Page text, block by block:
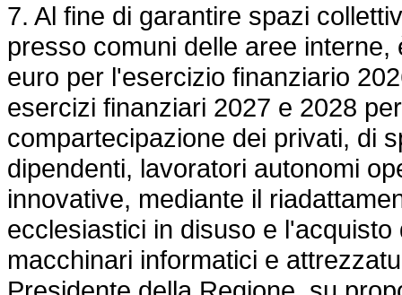
7. Al fine di garantire spazi
presso comuni delle aree
euro per l'esercizio finanziario
esercizi finanziari 2027 e 2028
compartecipazione dei privati, di
dipendenti, lavoratori autonomi
innovative, mediante il
ecclesiastici in disuso e
macchinari informatici e